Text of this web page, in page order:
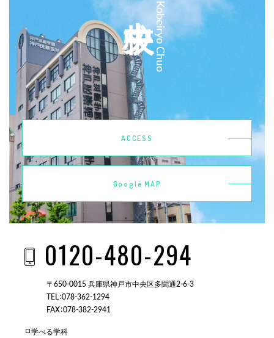
Kobeiryo Chuo
ACCESS
Google MAP
0120-480-294
〒650-0015 兵庫県神戸市中央区多聞通2-6-3
TEL：078-362-1294
FAX：078-382-2941
学べる学科